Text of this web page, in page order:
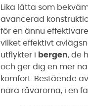
Lika lätta som
avancerad
för en ännu
vilket effektivt
utflykter i bergen, de
och ger dig en mer
komfort. Bestående
nära råvarorna, i en